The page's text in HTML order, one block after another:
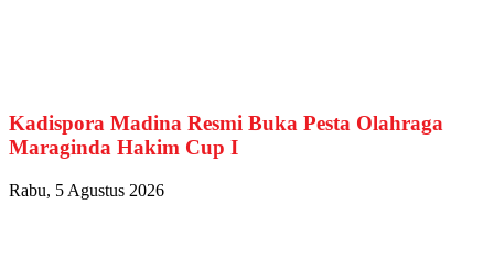
Kadispora Madina Resmi Buka Pesta Olahraga
Maraginda Hakim Cup I
Rabu, 5 Agustus 2026